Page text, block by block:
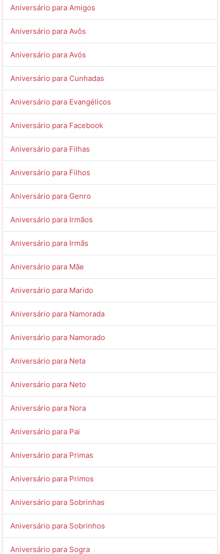
Aniversário para Amigos
Aniversário para Avôs
Aniversário para Avós
Aniversário para Cunhadas
Aniversário para Evangélicos
Aniversário para Facebook
Aniversário para Filhas
Aniversário para Filhos
Aniversário para Genro
Aniversário para Irmãos
Aniversário para Irmãs
Aniversário para Mãe
Aniversário para Marido
Aniversário para Namorada
Aniversário para Namorado
Aniversário para Neta
Aniversário para Neto
Aniversário para Nora
Aniversário para Pai
Aniversário para Primas
Aniversário para Primos
Aniversário para Sobrinhas
Aniversário para Sobrinhos
Aniversário para Sogra